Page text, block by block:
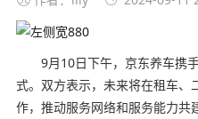
9月10日下午，京东养车携手
式。双方表示，未来将在租车、
作，推动服务网络和服务能力共